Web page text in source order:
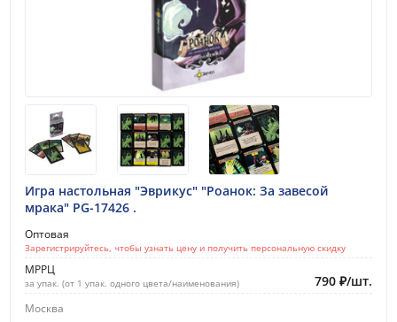
Игра настольная "Эврикус" "Роанок: За завесой
мрака" PG-17426 .
Оптовая
Зарегистрируйтесь, чтобы узнать цену и получить персональную скидку
МРРЦ
за упак. (от 1 упак. одного цвета/наименования) 790 ₽/шт.
Москва